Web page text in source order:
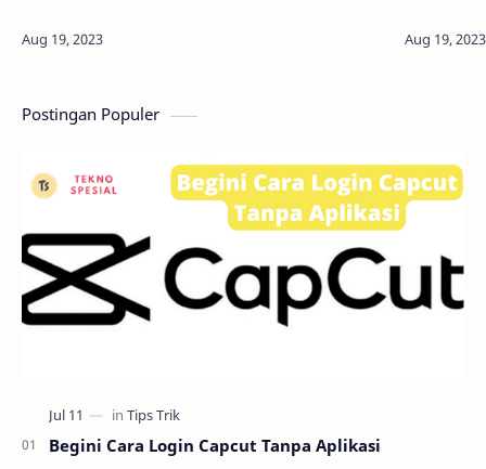
mereka, serin…
Postingan Populer
Begini Cara Login Capcut Tanpa Aplikasi